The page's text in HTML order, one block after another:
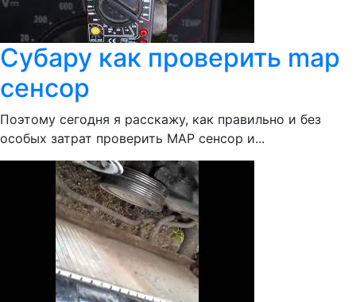
Субару как проверить map
сенсор
Поэтому сегодня я расскажу, как правильно и без
особых затрат проверить MAP сенсор и...